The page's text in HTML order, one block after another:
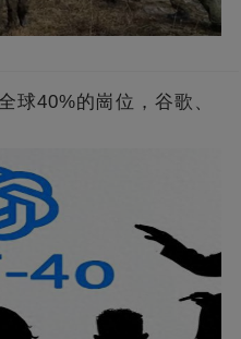
球40%的崗位，谷歌、